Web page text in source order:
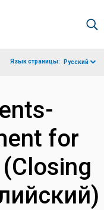
Язык страницы: Русский
for